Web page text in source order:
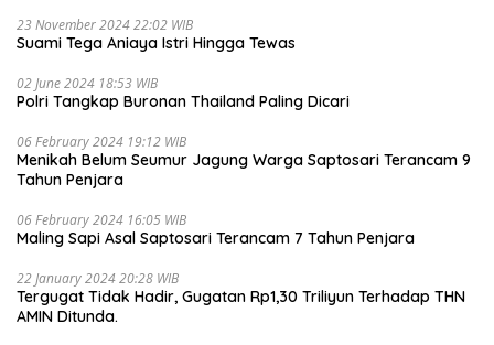
23 November 2024 22:02 WIB
Suami Tega Aniaya Istri Hingga Tewas
02 June 2024 18:53 WIB
Polri Tangkap Buronan Thailand Paling Dicari
06 February 2024 19:12 WIB
Menikah Belum Seumur Jagung Warga Saptosari Terancam 9
Tahun Penjara
06 February 2024 16:05 WIB
Maling Sapi Asal Saptosari Terancam 7 Tahun Penjara
22 January 2024 20:28 WIB
Tergugat Tidak Hadir, Gugatan Rp1,30 Triliyun Terhadap THN
AMIN Ditunda.